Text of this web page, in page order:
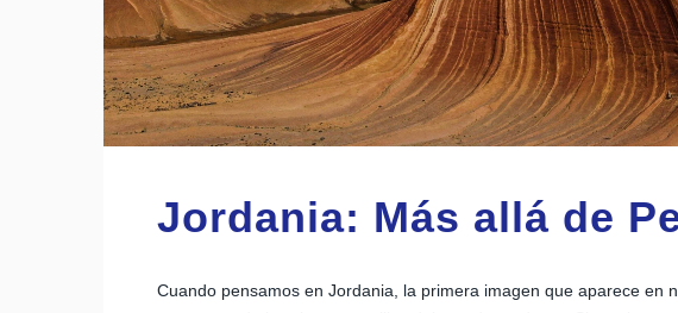
Jordania: Más allá de
Cuando pensamos en Jordania, la primera imagen que aparece en